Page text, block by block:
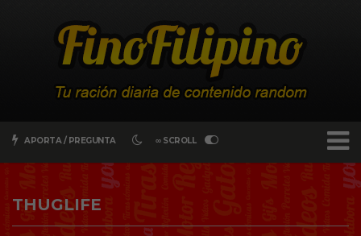
APORTA / PREGUNTA ∞ SCROLL
THUGLIFE